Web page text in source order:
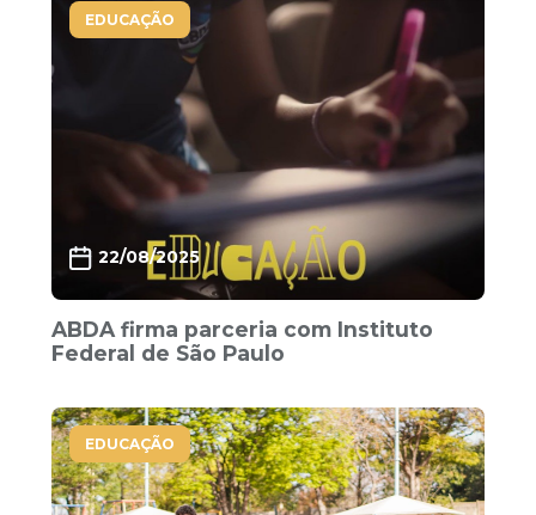
EDUCAÇÃO
22/08/2025
ABDA firma parceria com Instituto
Federal de São Paulo
EDUCAÇÃO